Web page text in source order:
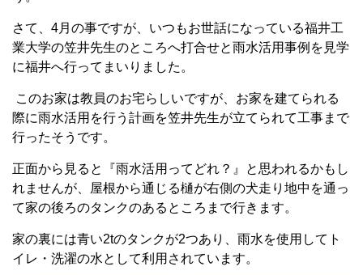
さて、4月の事ですが、いつもお世話になっている福井工
業大学の笠井先生のところへ打合せと雨水活用事例を見学
に福井へ行ってまいりました。
このお家は教員のお宅らしいですが、お家を建てられる
際に雨水活用を行う計画を笠井先生が立てられて工事まで
行ったそうです。
正面から見ると『雨水活用ってどれ？』と思われるかもし
れませんが、屋根から通じる樋が右側の犬走り地中を通っ
て家の後ろのタンクのあるところまで行きます。
家の裏には青い2tのタンクが2つあり、雨水を使用してト
イレ・洗濯の水として利用されています。